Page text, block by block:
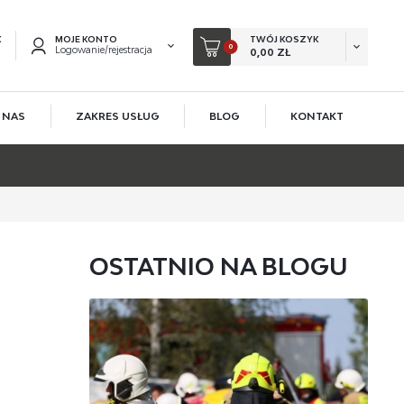
MOJE KONTO
Logowanie/rejestracja
SIĘ
KORZYŚCI:
swoich danych przy kolejnych zakupach
i kuponów promocyjnych
0
TWÓJ KOSZYK
0,00 ZŁ
NAS ZAKRES USŁUG BLOG KONTAKT
OSTATNIO NA BLOGU